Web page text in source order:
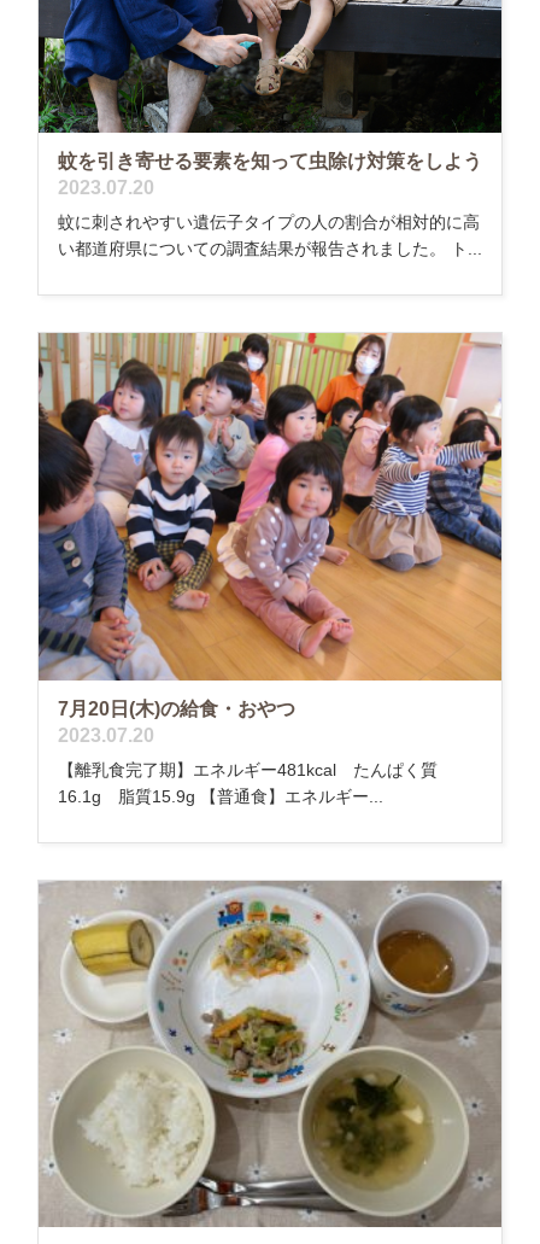
蚊を引き寄せる要素を知って虫除け対策をしよう
2023.07.20
蚊に刺されやすい遺伝子タイプの人の割合が相対的に高
い都道府県についての調査結果が報告されました。 ト...
7月20日(木)の給食・おやつ
2023.07.20
【離乳食完了期】エネルギー481kcal たんぱく質
16.1g 脂質15.9g 【普通食】エネルギー...